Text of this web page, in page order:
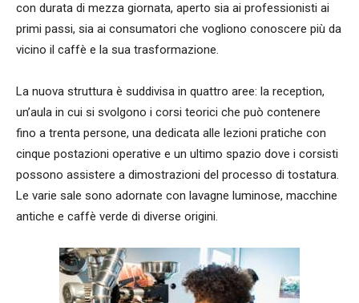
con durata di mezza giornata, aperto sia ai professionisti ai
primi passi, sia ai consumatori che vogliono conoscere più da
vicino il caffè e la sua trasformazione.
La nuova struttura è suddivisa in quattro aree: la reception,
un’aula in cui si svolgono i corsi teorici che può contenere
fino a trenta persone, una dedicata alle lezioni pratiche con
cinque postazioni operative e un ultimo spazio dove i corsisti
possono assistere a dimostrazioni del processo di tostatura.
Le varie sale sono adornate con lavagne luminose, macchine
antiche e caffè verde di diverse origini.